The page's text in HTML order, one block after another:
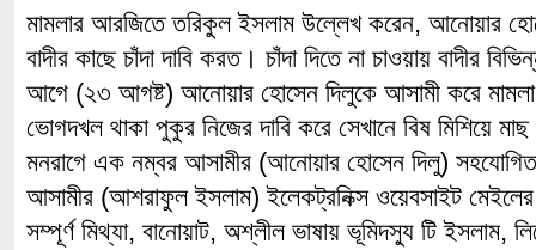
মামলার আরজিতে তরিকুল ইসলাম উল্লেখ করেন, আনোয়ার
বাদীর কাছে চাঁদা দাবি করত। চাঁদা দিতে না চাওয়ায় বাদীর
আগে (২৩ আগষ্ট) আনোয়ার হোসেন দিলুকে আসামী করে মামলা
ভোগদখল থাকা পুকুর নিজের দাবি করে সেখানে বিষ মিশিয়ে
মনরাগে এক নম্বর আসামীর (আনোয়ার হোসেন দিলু)
আসামীর (আশরাফুল ইসলাম) ইলেকট্রনিক্স ওয়েবসাইট মেইলের
সম্পূর্ণ মিথ্যা, বানোয়াট, অশ্লীল ভাষায় ভূমিদস্যু টি ইসলাম,